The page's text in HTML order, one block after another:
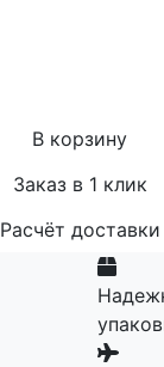
В корзину
Заказ в 1 клик
Расчёт доставки